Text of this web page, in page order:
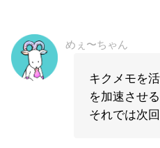
めぇ〜ちゃん
キクメモを
を加速させ
それでは次